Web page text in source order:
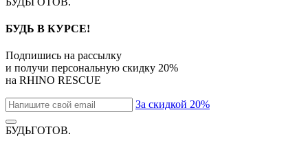
БУДЬ В КУРСЕ!
Подпишись на рассылку
и получи персональную скидку 20%
на RHINO RESCUE
За скидкой 20%
БУДЬГОТОВ.